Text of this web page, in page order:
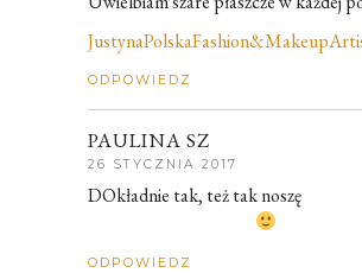
ODPOWIEDZ
PAULINA SZ
26 STYCZNIA 2017
DOkładnie tak, też tak noszę
ODPOWIEDZ